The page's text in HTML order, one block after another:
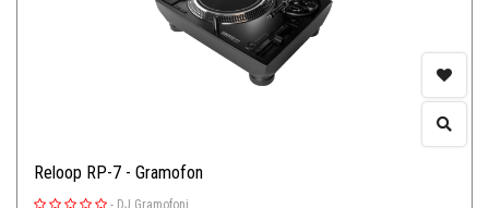
Reloop RP-7 - Gramofon
- DJ Gramofoni